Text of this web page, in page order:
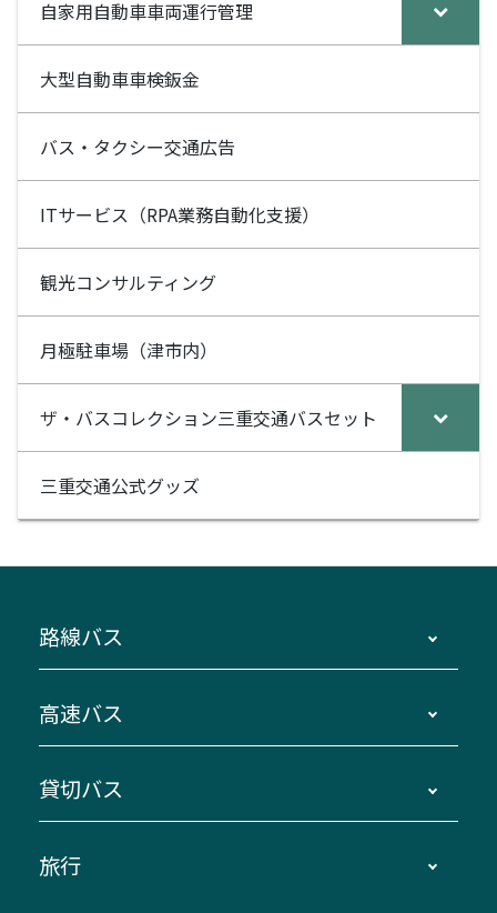
k
自家用自動車車両運行管理
大型自動車車検鈑金
バス・タクシー交通広告
ITサービス（RPA業務自動化支援）
観光コンサルティング
月極駐車場（津市内）
ザ・バスコレクション三重交通バスセット
三重交通公式グッズ
路線バス
主要停留所案内図・時刻表
路線バスのご利用方法
三重交通接近情報バスロケーションシステム
高速バス
南紀・VISON～横浜・東京・埼玉
伊賀～名古屋
貸切バス
貸切バスのご利用について
旅行